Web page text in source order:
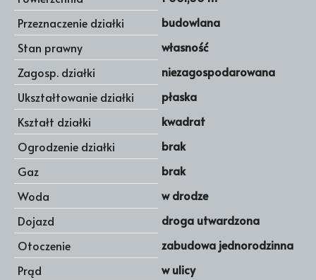
Przeznaczenie działki
budowlana
Stan prawny
własność
Zagosp. działki
niezagospodarowana
Ukształtowanie działki
płaska
Kształt działki
kwadrat
Ogrodzenie działki
brak
Gaz
brak
Woda
w drodze
Dojazd
droga utwardzona
Otoczenie
zabudowa jednorodzinna
Prąd
w ulicy